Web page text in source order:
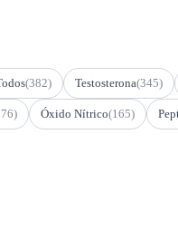
(382) Testosterona(345)
Óxido Nítrico(165)